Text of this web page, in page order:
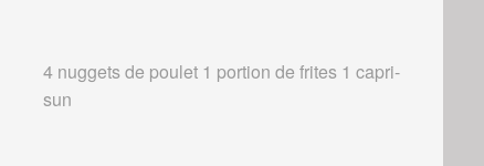
4 nuggets de poulet 1 portion de frites 1 capri-
sun